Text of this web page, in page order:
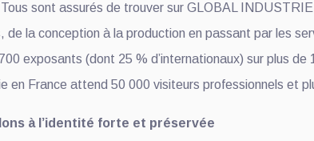
sont assurés de trouver sur GLOBAL
de la conception à la production en passant par les
exposants (dont 25 % d’internationaux) sur plus
en France attend 50 000 visiteurs professionnels et
à l’identité forte et préservée